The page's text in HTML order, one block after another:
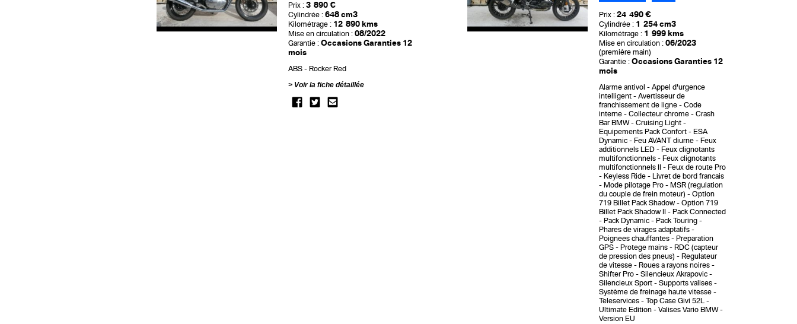
Prix : 3 890 €
Cylindrée : 648 cm3
Kilométrage : 12 890 kms
Mise en circulation : 08/2022
Garantie : Occasions Garanties 12
mois
ABS
Rocker Red
Voir la fiche détaillée
Prix : 24 490 €
Cylindrée : 1 254 cm3
Kilométrage : 1 999 kms
Mise en circulation : 06/2023
(première main)
Garantie : Occasions Garanties 12
mois
Alarme antivol
Appel d'urgence
intelligent
Avertisseur de
franchissement de ligne
Code
interne
Collecteur chrome
Crash
Bar BMW
Cruising Light
Equipements Pack Confort
ESA
Dynamic
Feu AVANT diurne
Feux
additionnels LED
Feux clignotants
multifonctionnels
Feux clignotants
multifonctionnels II
Feux de route Pro
Keyless Ride
Livret de bord francais
Mode pilotage Pro
MSR (regulation
du couple de frein moteur)
Option
719 Billet Pack Shadow
Option 719
Billet Pack Shadow II
Pack Connected
Pack Dynamic
Pack Touring
Phares de virages adaptatifs
Poignees chauffantes
Preparation
GPS
Protege mains
RDC (capteur
de pression des pneus)
Regulateur
de vitesse
Roues a rayons noires
Shifter Pro
Silencieux Akrapovic
Silencieux Sport
Supports valises
Système de freinage haute vitesse
Teleservices
Top Case Givi 52L
Ultimate Edition
Valises Vario BMW
Version EU